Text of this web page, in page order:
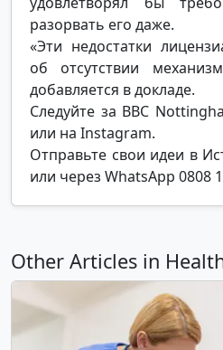
разорвать его даже.
«Эти недостатки
об отсутствии
добавляется в докладе.
Следуйте за BBC
или на Instagram.
Отправьте свои идеи в
или через WhatsApp 0808
Other Articles in